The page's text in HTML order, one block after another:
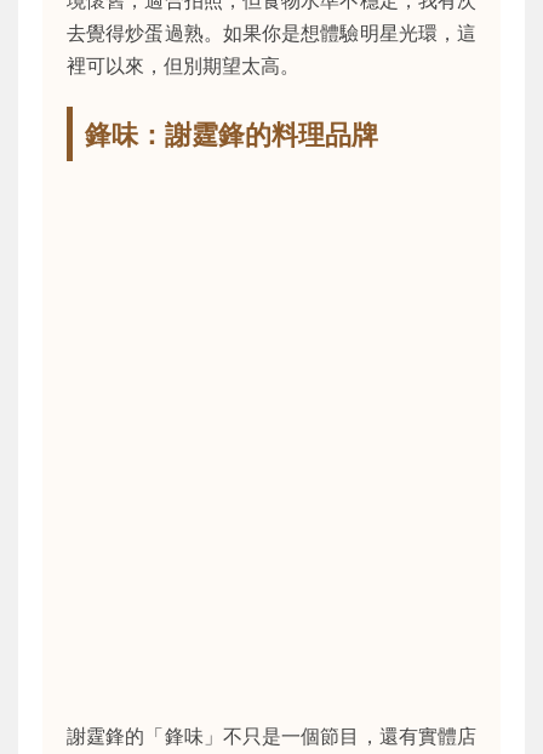
去覺得炒蛋過熟。如果你是想體驗明星光環，這
裡可以來，但別期望太高。
鋒味：謝霆鋒的料理品牌
謝霆鋒的「鋒味」不只是一個節目，還有實體店